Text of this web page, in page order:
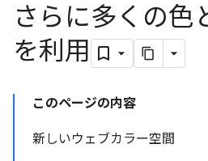
さらに多くの色
を利用
このページの内容
新しいウェブカラー空間